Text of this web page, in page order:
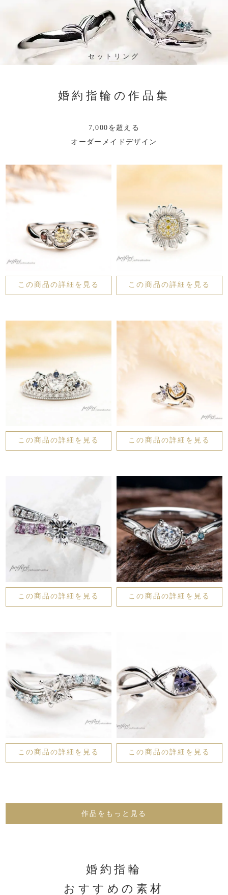
セットリング
婚約指輪の作品集
7,000を超える
オーダーメイドデザイン
この商品の詳細を見る この商品の詳細を見る
この商品の詳細を見る この商品の詳細を見る
この商品の詳細を見る この商品の詳細を見る
この商品の詳細を見る この商品の詳細を見る
作品をもっと見る
婚約指輪
おすすめの素材